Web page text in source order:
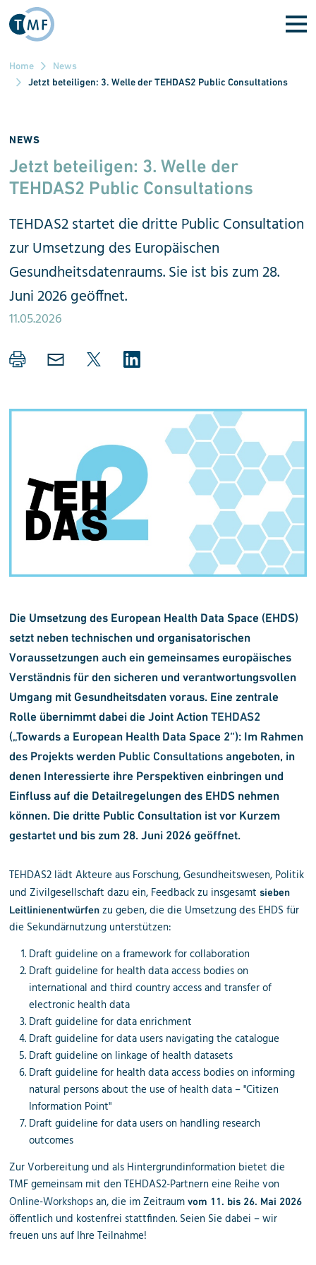
Direkt zum Inhalt
Home
News
Jetzt beteiligen: 3. Welle der TEHDAS2 Public Consultations
NEWS
Jetzt beteiligen: 3. Welle der
TEHDAS2 Public Consultations
TEHDAS2 startet die dritte Public Consultation
zur Umsetzung des Europäischen
Gesundheitsdaten­raums. Sie ist bis zum 28.
Juni 2026 geöffnet.
11.05.2026
Die Umsetzung des European Health Data Space (EHDS)
setzt neben technischen und organisatorischen
Voraussetzungen auch ein gemeinsames europäisches
Verständnis für den sicheren und verantwortungsvollen
Umgang mit Gesundheitsdaten voraus. Eine zentrale
Rolle übernimmt dabei die Joint ActionTEHDAS2
(„Towards a European Health Data Space 2“): Im Rahmen
des Projekts werden Public Consultations angeboten, in
denen Interessierte ihre Perspektiven einbringen und
Einfluss auf die Detailregelungen des EHDS nehmen
können. Die dritte Public Consultation ist vor Kurzem
gestartet und bis zum 28. Juni 2026 geöffnet.
TEHDAS2 lädtAkteure aus Forschung, Gesundheitswesen, Politik
und Zivilgesellschaftdazu ein, Feedback zu insgesamtsieben
Leitlinienentwürfen zu geben, die die Umsetzung des EHDS für
die Sekundärnutzung unterstützen:
Draft guideline on a framework for collaboration
Draft guideline for health data access bodies on
international and third country access and transfer of
electronic health data
Draft guideline for data enrichment
Draft guideline for data users navigating the catalogue
Draft guideline on linkage of health datasets
Draft guideline for health data access bodies on informing
natural persons about the use of health data – "Citizen
Information Point"
Draft guideline for data users on handling research
outcomes
Zur Vorbereitung und als Hintergrundinformation bietet die
TMF gemeinsam mit den TEHDAS2-Partnern eine Reihe von
Online-Workshopsan, die im Zeitraumvom 11. bis 26. Mai 2026
öffentlich und kostenfrei stattfinden. Seien Sie dabei – wir
freuen uns auf Ihre Teilnahme!